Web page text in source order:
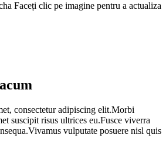
Faceți clic pe imagine pentru a actualiza
consectetur adipiscing elit.Morbi
suscipit risus ultrices eu.Fusce viverra
vulputate posuere nisl quis